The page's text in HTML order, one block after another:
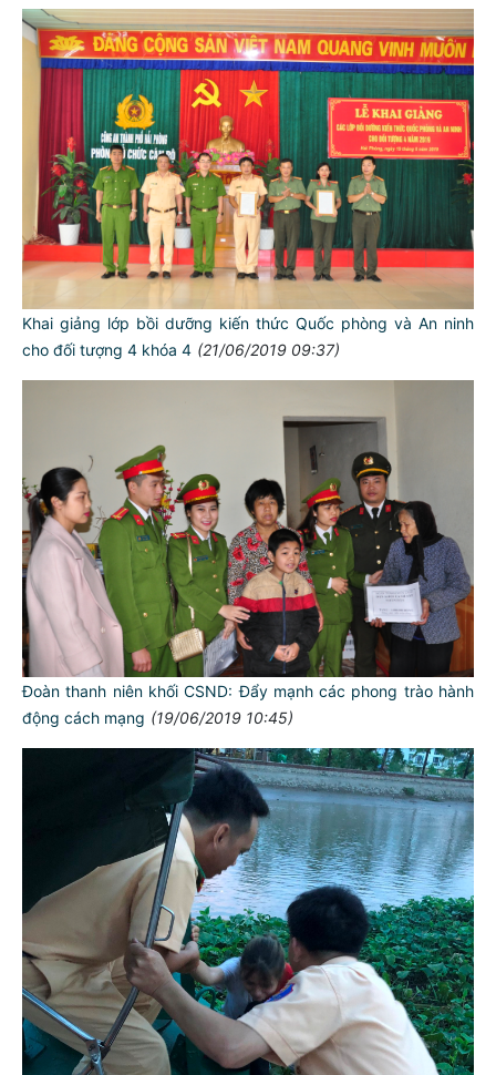
Khai giảng lớp bồi dưỡng kiến thức Quốc phòng và An ninh
cho đối tượng 4 khóa 4 (21/06/2019 09:37)
Đoàn thanh niên khối CSND: Đẩy mạnh các phong trào hành
động cách mạng (19/06/2019 10:45)